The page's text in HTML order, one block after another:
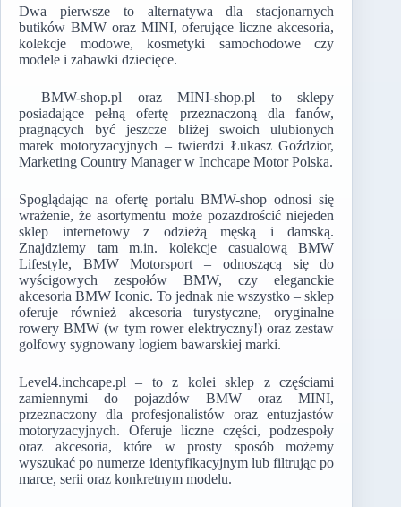
Dwa pierwsze to alternatywa dla stacjonarnych
butików BMW oraz MINI, oferujące liczne akcesoria,
kolekcje modowe, kosmetyki samochodowe czy
modele i zabawki dziecięce.
– BMW-shop.pl oraz MINI-shop.pl to sklepy
posiadające pełną ofertę przeznaczoną dla fanów,
pragnących być jeszcze bliżej swoich ulubionych
marek motoryzacyjnych – twierdzi Łukasz Goździor,
Marketing Country Manager w Inchcape Motor Polska.
Spoglądając na ofertę portalu BMW-shop odnosi się
wrażenie, że asortymentu może pozazdrościć niejeden
sklep internetowy z odzieżą męską i damską.
Znajdziemy tam m.in. kolekcje casualową BMW
Lifestyle, BMW Motorsport – odnoszącą się do
wyścigowych zespołów BMW, czy eleganckie
akcesoria BMW Iconic. To jednak nie wszystko – sklep
oferuje również akcesoria turystyczne, oryginalne
rowery BMW (w tym rower elektryczny!) oraz zestaw
golfowy sygnowany logiem bawarskiej marki.
Level4.inchcape.pl – to z kolei sklep z częściami
zamiennymi do pojazdów BMW oraz MINI,
przeznaczony dla profesjonalistów oraz entuzjastów
motoryzacyjnych. Oferuje liczne części, podzespoły
oraz akcesoria, które w prosty sposób możemy
wyszukać po numerze identyfikacyjnym lub filtrując po
marce, serii oraz konkretnym modelu.